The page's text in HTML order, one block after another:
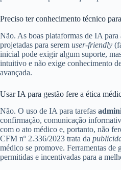
Preciso ter conhecimento técnico
Não. As boas plataformas de IA
projetadas para serem user-friendly
inicial pode exigir algum suporte,
intuitivo e não exige conhecimento
avançada.
Usar IA para gestão fere a ética
Não. O uso de IA para tarefas
confirmação, comunicação
com o ato médico e, portanto, não
CFM nº 2.336/2023 trata da
médico se promove. Ferramentas de
permitidas e incentivadas para a